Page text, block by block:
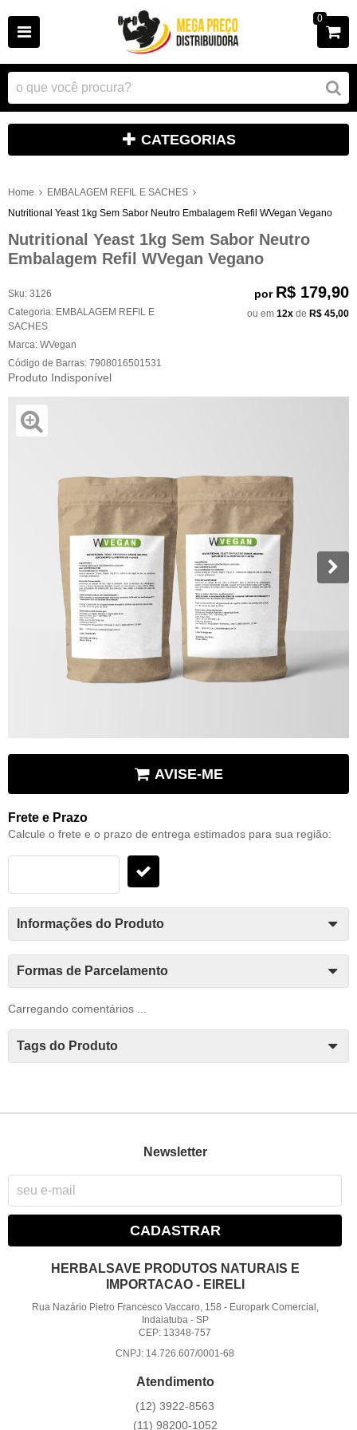
0
CATEGORIAS
Home
EMBALAGEM REFIL E SACHES
Nutritional Yeast 1kg Sem Sabor Neutro Embalagem Refil WVegan Vegano
Nutritional Yeast 1kg Sem Sabor Neutro
Embalagem Refil WVegan Vegano
Sku: 3126
Categoria: EMBALAGEM REFIL E
SACHES
Marca: WVegan
Código de Barras: 7908016501531
Produto Indisponível
por R$ 179,90
ou em 12x de R$ 45,00
AVISE-ME
Frete e Prazo
Calcule o frete e o prazo de entrega estimados para sua região:
Informações do Produto
Formas de Parcelamento
Carregando comentários ...
Tags do Produto
Newsletter
CADASTRAR
HERBALSAVE PRODUTOS NATURAIS E
IMPORTACAO - EIRELI
Rua Nazário Pietro Francesco Vaccaro, 158 - Europark Comercial,
Indaiatuba- SP
CEP: 13348-757
CNPJ: 14.726.607/0001-68
Atendimento
(12) 3922-8563
(11) 98200-1052